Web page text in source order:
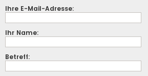
Ihre E-Mail-Adresse:
Ihr Name:
Betreff: